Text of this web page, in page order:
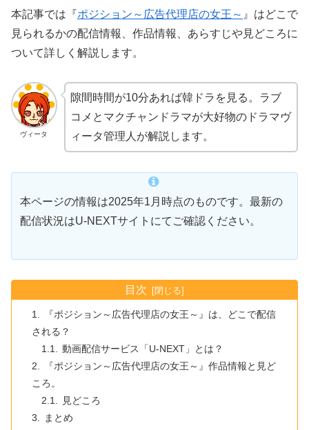
本記事では『ポジション～広告代理店の女王～ 』はどこで
見られるかの配信情報、作品情報、あらすじや見どころに
ついて詳しく解説します。
ヴィータ
隙間時間が10分あれば韓ドラを見る。ラブ
コメとマクチャンドラマが大好物のドラマヴ
ィータ管理人が解説します。
本ページの情報は2025年1月時点のものです。最新の
配信状況はU-NEXTサイトにてご確認ください。
目次
『ポジション～広告代理店の女王～』は、どこで配信
される？
動画配信サービス「U-NEXT」とは？
『ポジション～広告代理店の女王～』作品情報と見ど
ころ。
見どころ
まとめ